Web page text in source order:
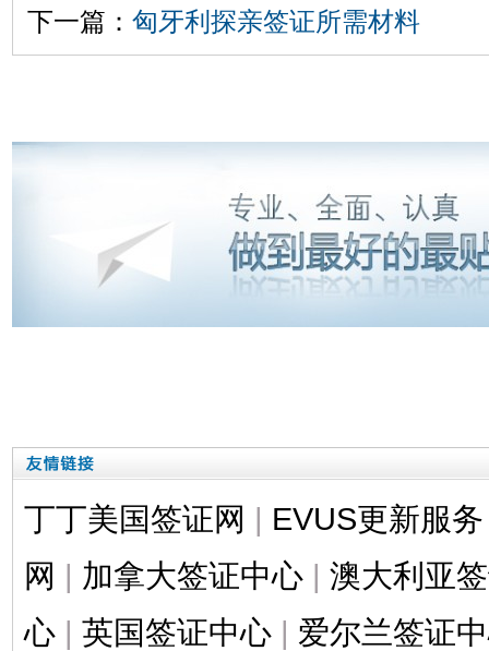
下一篇： 匈牙利探亲签证所需材料
丁丁美国签证网 | EVUS更新服务
网 | 加拿大签证中心 | 澳大利亚
心 | 英国签证中心 | 爱尔兰签证